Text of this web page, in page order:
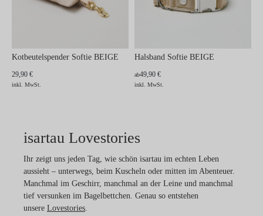
Kotbeutelspender Softie BEIGE
29,90 €
inkl. MwSt.
Halsband Softie BEIGE
ab49,90 €
inkl. MwSt.
isartau Lovestories
Ihr zeigt uns jeden Tag, wie schön isartau im echten Leben
aussieht – unterwegs, beim Kuscheln oder mitten im Abenteuer.
Manchmal im Geschirr, manchmal an der Leine und manchmal
tief versunken im Bagelbettchen. Genau so entstehen
unsere Lovestories.